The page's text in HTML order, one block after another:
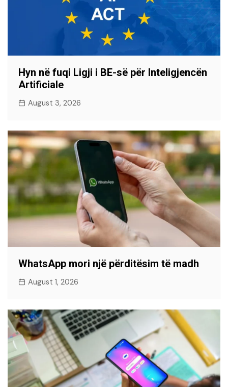
Hyn në fuqi Ligji i BE-së për Inteligjencën
Artificiale
August 3, 2026
WhatsApp mori një përditësim të madh
August 1, 2026